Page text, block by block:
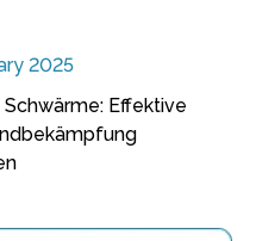
2025
Schwärme: Effektive